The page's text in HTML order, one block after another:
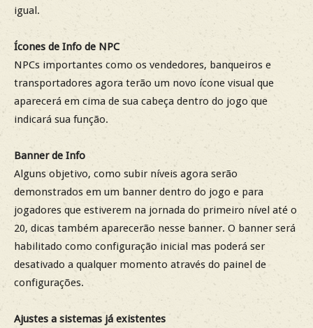
igual.
Ícones de Info de NPC
NPCs importantes como os vendedores, banqueiros e
transportadores agora terão um novo ícone visual que
aparecerá em cima de sua cabeça dentro do jogo que
indicará sua função.
Banner de Info
Alguns objetivo, como subir níveis agora serão
demonstrados em um banner dentro do jogo e para
jogadores que estiverem na jornada do primeiro nível até o
20, dicas também aparecerão nesse banner. O banner será
habilitado como configuração inicial mas poderá ser
desativado a qualquer momento através do painel de
configurações.
Ajustes a sistemas já existentes